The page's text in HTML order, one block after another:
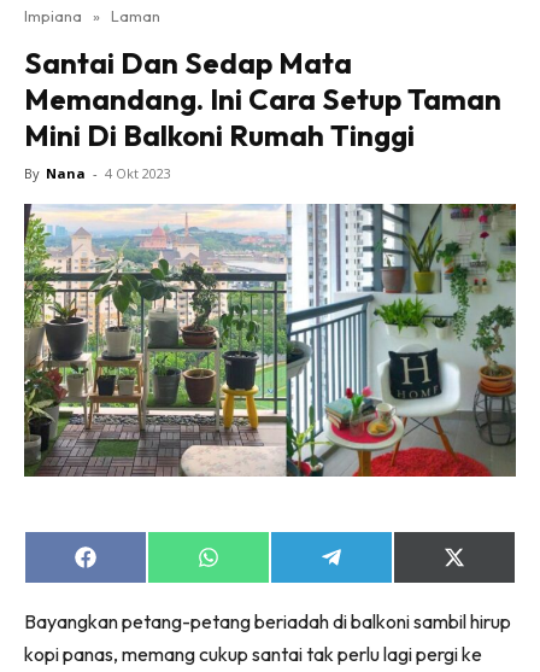
Ruang Makan
Ruang Tamu
Direktori
Interior Design
Landskap
DIY
Bilik Air
Bilik Tidur
Dapur
Ruang Makan
Make Over
Bilik Air
Bilik Tidur
Ruang Makan
Ruang Tamu
Menarik Lagi
Casa Impiana
Impiana » Laman
Santai Dan Sedap Mata
Memandang. Ini Cara Setup Taman
Mini Di Balkoni Rumah Tinggi
By Nana - 4 Okt 2023
Share
on
Share
on
Share
on
Share
on
(Twitter)
Bayangkan petang-petang beriadah di balkoni sambil hirup
kopi panas, memang cukup santai tak perlu lagi pergi ke